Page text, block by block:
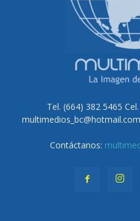
Tel. (664) 382 5465
Contáctanos: